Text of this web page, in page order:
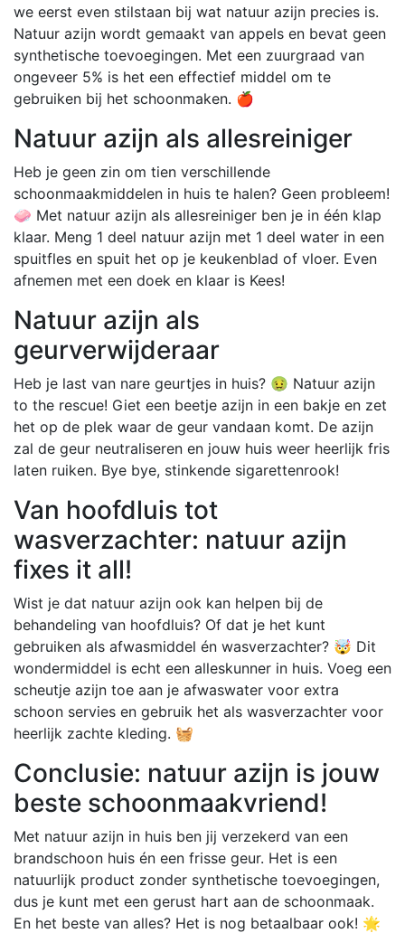
we eerst even stilstaan bij wat natuur azijn precies is.
Natuur azijn wordt gemaakt van appels en bevat geen
synthetische toevoegingen. Met een zuurgraad van
ongeveer 5% is het een effectief middel om te
gebruiken bij het schoonmaken. 🍎
Natuur azijn als allesreiniger
Heb je geen zin om tien verschillende
schoonmaakmiddelen in huis te halen? Geen probleem!
🧼 Met natuur azijn als allesreiniger ben je in één klap
klaar. Meng 1 deel natuur azijn met 1 deel water in een
spuitfles en spuit het op je keukenblad of vloer. Even
afnemen met een doek en klaar is Kees!
Natuur azijn als
geurverwijderaar
Heb je last van nare geurtjes in huis? 🤢 Natuur azijn
to the rescue! Giet een beetje azijn in een bakje en zet
het op de plek waar de geur vandaan komt. De azijn
zal de geur neutraliseren en jouw huis weer heerlijk fris
laten ruiken. Bye bye, stinkende sigarettenrook!
Van hoofdluis tot
wasverzachter: natuur azijn
fixes it all!
Wist je dat natuur azijn ook kan helpen bij de
behandeling van hoofdluis? Of dat je het kunt
gebruiken als afwasmiddel én wasverzachter? 🤯 Dit
wondermiddel is echt een alleskunner in huis. Voeg een
scheutje azijn toe aan je afwaswater voor extra
schoon servies en gebruik het als wasverzachter voor
heerlijk zachte kleding. 🧺
Conclusie: natuur azijn is jouw
beste schoonmaakvriend!
Met natuur azijn in huis ben jij verzekerd van een
brandschoon huis én een frisse geur. Het is een
natuurlijk product zonder synthetische toevoegingen,
dus je kunt met een gerust hart aan de schoonmaak.
En het beste van alles? Het is nog betaalbaar ook! 🌟